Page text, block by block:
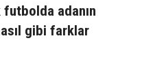
adanın
gibi farklar